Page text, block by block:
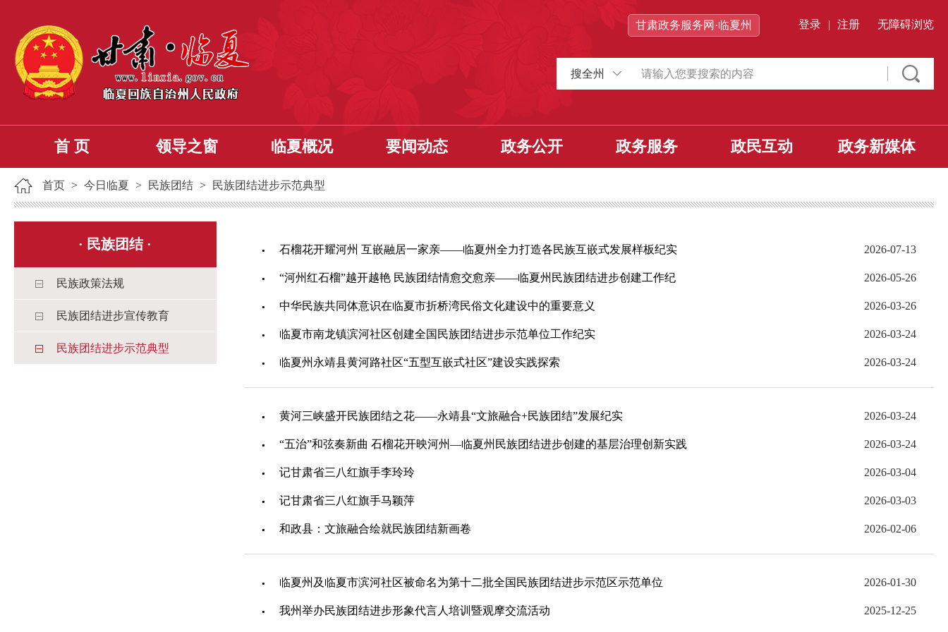
甘肃政务服务网·临夏州 登录 | 注册 无障碍浏览
搜全州
首 页 领导之窗 临夏概况 要闻动态 政务公开 政务服务 政民互动 政务新媒体
首页 > 今日临夏 > 民族团结 > 民族团结进步示范典型
· 民族团结·
民族政策法规
民族团结进步宣传教育
民族团结进步示范典型
石榴花开耀河州 互嵌融居一家亲——临夏州全力打造各民族互嵌式发展样板纪实 2026-07-13
“河州红石榴”越开越艳 民族团结情愈交愈亲——临夏州民族团结进步创建工作纪 2026-05-26
中华民族共同体意识在临夏市折桥湾民俗文化建设中的重要意义 2026-03-26
临夏市南龙镇滨河社区创建全国民族团结进步示范单位工作纪实 2026-03-24
临夏州永靖县黄河路社区“五型互嵌式社区”建设实践探索 2026-03-24
黄河三峡盛开民族团结之花——永靖县“文旅融合+民族团结”发展纪实 2026-03-24
“五治”和弦奏新曲 石榴花开映河州—临夏州民族团结进步创建的基层治理创新实践 2026-03-24
记甘肃省三八红旗手李玲玲 2026-03-04
记甘肃省三八红旗手马颖萍 2026-03-03
和政县：文旅融合绘就民族团结新画卷 2026-02-06
临夏州及临夏市滨河社区被命名为第十二批全国民族团结进步示范区示范单位 2026-01-30
我州举办民族团结进步形象代言人培训暨观摩交流活动 2025-12-25